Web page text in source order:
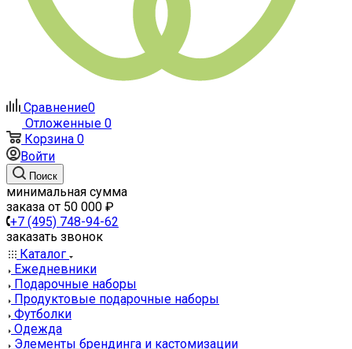
Сравнение0
Отложенные 0
Корзина 0
Войти
Поиск
минимальная сумма
заказа от 50 000 ₽
+7 (495) 748-94-62
заказать звонок
Каталог
Ежедневники
Подарочные наборы
Продуктовые подарочные наборы
Футболки
Одежда
Элементы брендинга и кастомизации